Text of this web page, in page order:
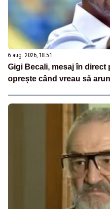
6 aug. 2026, 18:51
Gigi Becali, mesaj în direct
oprește când vreau să